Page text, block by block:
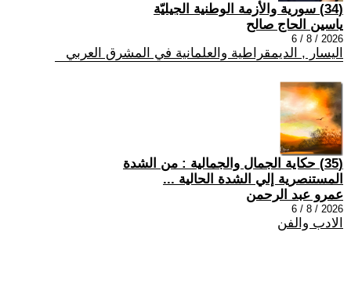
(34) سورية والأزمة الوطنية الجيليّة
ياسين الحاج صالح
2026 / 8 / 6
اليسار , الديمقراطية والعلمانية في المشرق العربي
(35) حكاية الجمال والجمالية : من الشدة
المستنصرية إلي الشدة الحالية ...
عمرو عبد الرحمن
2026 / 8 / 6
الادب والفن